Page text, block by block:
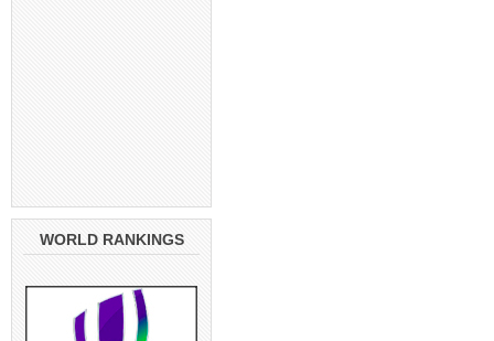
WORLD RANKINGS